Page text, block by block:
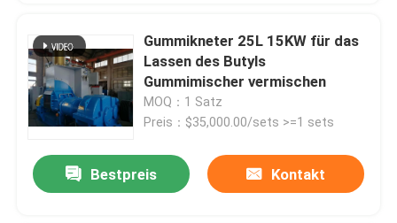
Gummikneter 25L 15KW für das
Lassen des Butyls
Gummimischer vermischen
MOQ：1 Satz
Preis：$35,000.00/sets >=1 sets
Bestpreis Kontakt